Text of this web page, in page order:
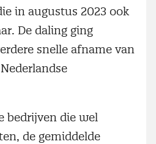
in augustus 2023 ook
De daling ging
snelle afname van
bedrijven die wel
de gemiddelde